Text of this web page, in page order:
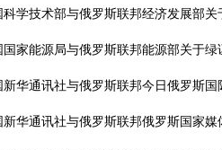
科学技术部与俄罗斯联邦经济发展部
国家能源局与俄罗斯联邦能源部关于
新华通讯社与俄罗斯联邦今日俄罗斯
新华通讯社与俄罗斯联邦俄罗斯国家